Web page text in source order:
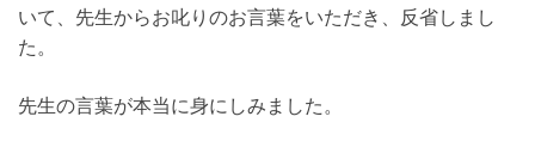
いて、先生からお叱りのお言葉をいただき、反省しまし
た。
先生の言葉が本当に身にしみました。